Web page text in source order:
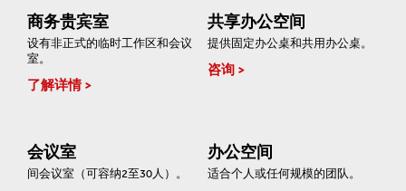
商务贵宾室
设有非正式的临时工作区和会议
室。
了解详情
共享办公空间
提供固定办公桌和共用办公桌。
咨询
会议室
间会议室（可容纳2至30人）。
办公空间
适合个人或任何规模的团队。